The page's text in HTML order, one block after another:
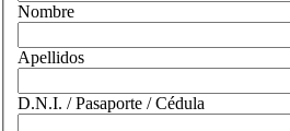
Nombre
Apellidos
D.N.I. / Pasaporte / Cédula